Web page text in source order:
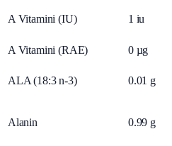
A Vitamini (IU) 1 iu
A Vitamini (RAE) 0 µg
ALA (18:3 n-3) 0.01 g
Alanin 0.99 g